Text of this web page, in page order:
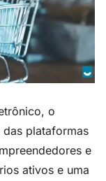
o
plataformas
e
ativos e uma